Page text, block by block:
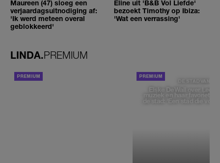
Maureen (47) sloeg een
verjaardagsuitnodiging af:
'Ik werd meteen overal
geblokkeerd'
Eline uit 'B&B Vol Liefde'
bezoekt Timothy op Ibiza:
'Wat een verrassing'
LINDA.PREMIUM
DE STAD VAN
Elske DeWall over
muziek en haar favoriete
de stad: 'Een stad die